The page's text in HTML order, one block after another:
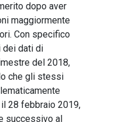
dopo aver
maggiormente
Con specifico
dei dati di
del 2018,
che gli stessi
28 febbraio 2019,
successivo al